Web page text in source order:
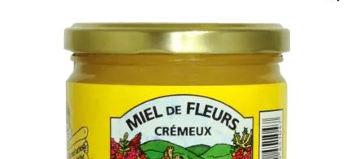
Galerie photos
Contact